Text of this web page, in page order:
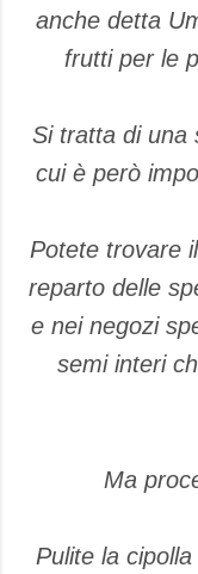
anche detta
frutti per le
Si tratta di una
cui è però
Potete trovare
reparto delle
e nei negozi
semi interi
Ma
Pulite la